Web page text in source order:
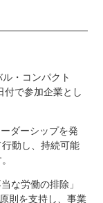
・コンパクト
付で参加企業とし
ダーシップを発
動し、持続可能
な労働の排除」
則を支持し、事業